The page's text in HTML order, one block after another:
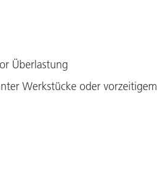
Überlastung
Werkstücke oder vorzeitigem